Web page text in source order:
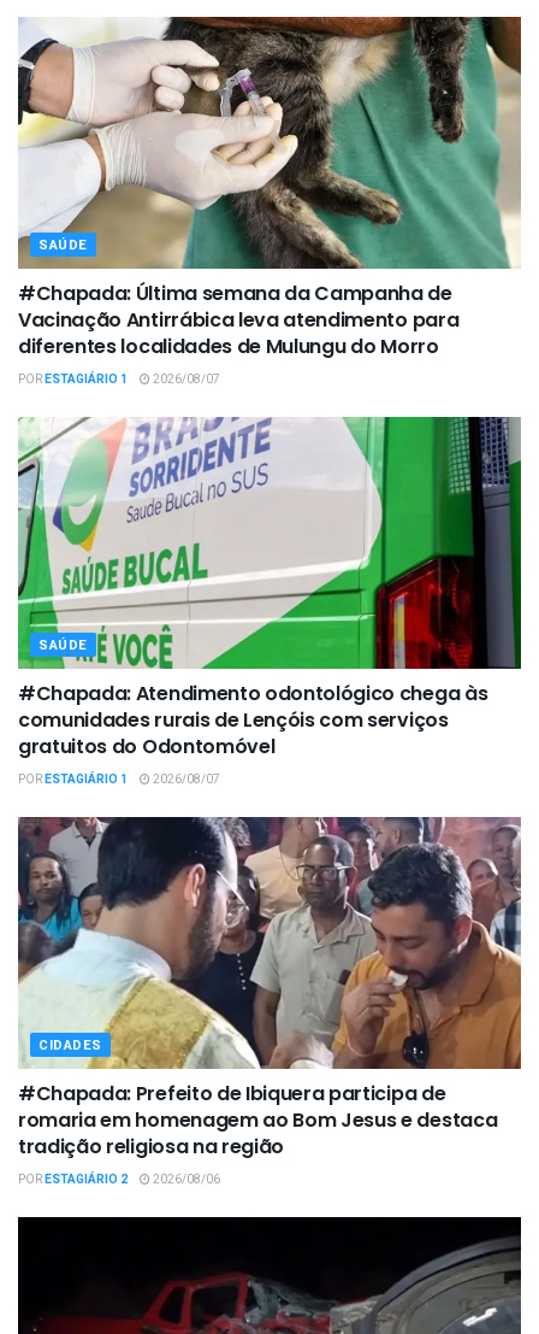
SAÚDE
#Chapada: Última semana da Campanha de
Vacinação Antirrábica leva atendimento para
diferentes localidades de Mulungu do Morro
PORESTAGIÁRIO 1 2026/08/07
SAÚDE
#Chapada: Atendimento odontológico chega às
comunidades rurais de Lençóis com serviços
gratuitos do Odontomóvel
PORESTAGIÁRIO 1 2026/08/07
CIDADES
#Chapada: Prefeito de Ibiquera participa de
romaria em homenagem ao Bom Jesus e destaca
tradição religiosa na região
PORESTAGIÁRIO 2 2026/08/06